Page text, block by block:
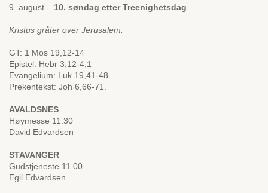
9. august – 10. søndag etter Treenighetsdag
Kristus gråter over Jerusalem.
GT: 1 Mos 19,12-14
Epistel: Hebr 3,12-4,1
Evangelium: Luk 19,41-48
Prekentekst: Joh 6,66-71.
AVALDSNES
Høymesse 11.30
David Edvardsen
STAVANGER
Gudstjeneste 11.00
Egil Edvardsen